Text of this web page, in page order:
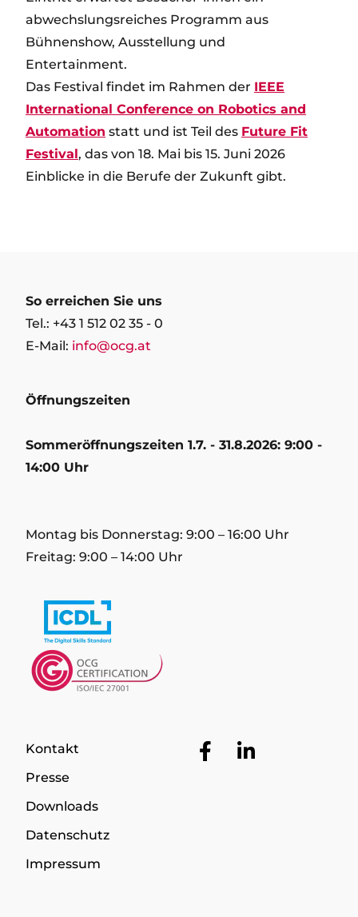
abwechslungsreiches Programm aus
Bühnenshow, Ausstellung und
Entertainment.
Das Festival findet im Rahmen der IEEE
International Conference on Robotics and
Automation statt und ist Teil des Future Fit
Festival, das von 18. Mai bis 15. Juni 2026
Einblicke in die Berufe der Zukunft gibt.
So erreichen Sie uns
Tel.: +43 1 512 02 35 - 0
E-Mail: info@ocg.at
Öffnungszeiten
Sommeröffnungszeiten 1.7. - 31.8.2026: 9:00 -
14:00 Uhr
Montag bis Donnerstag: 9:00 – 16:00 Uhr
Freitag: 9:00 – 14:00 Uhr
Kontakt
Presse
Downloads
Datenschutz
Impressum
FacebookLinkedIn